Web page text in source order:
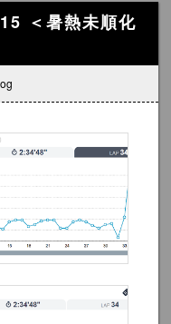
＜暑熱未順化